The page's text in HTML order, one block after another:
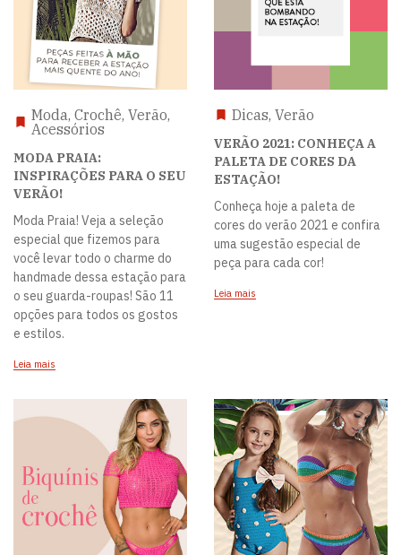
Moda, Crochê, Verão,
Acessórios
MODA PRAIA:
INSPIRAÇÕES PARA O SEU
VERÃO!
Moda Praia! Veja a seleção
especial que fizemos para
você levar todo o charme do
handmade dessa estação para
o seu guarda-roupas! São 11
opções para todos os gostos
e estilos.
Leia mais
Dicas, Verão
VERÃO 2021: CONHEÇA A
PALETA DE CORES DA
ESTAÇÃO!
Conheça hoje a paleta de
cores do verão 2021 e confira
uma sugestão especial de
peça para cada cor!
Leia mais